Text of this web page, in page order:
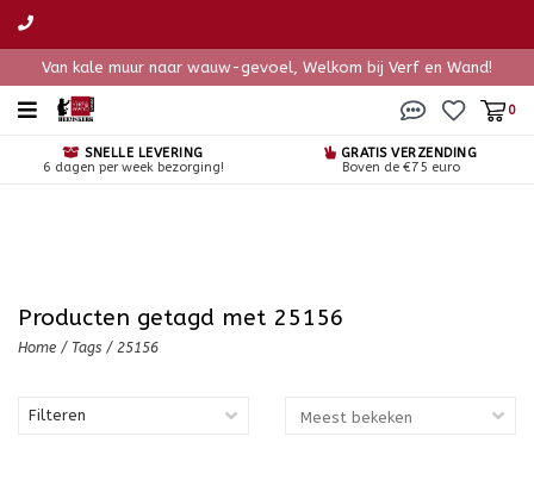
Van kale muur naar wauw-gevoel, Welkom bij Verf en Wand!
0
SNELLE LEVERING
6 dagen per week bezorging!
GRATIS VERZENDING
Boven de €75 euro
Producten getagd met 25156
Home / Tags / 25156
Filteren